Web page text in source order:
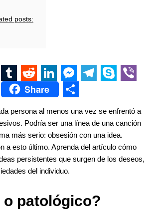
posts:
T
u
m
b
l
r
R
d
d
i
t
L
i
n
k
e
d
n
M
s
s
e
n
e
l
e
g
r
m
y
p
e
b
e
r
Share
S
h
a
r
e
persona al menos una vez se enfrentó a
Podría ser una línea de una canción
más serio: obsesión con una idea.
a esto último. Aprenda del artículo cómo
persistentes que surgen de los deseos,
del individuo.
o patológico?